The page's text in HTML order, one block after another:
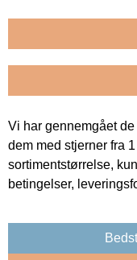
Vi har gennemgået
dem med stjerner fra
sortimentstørrelse,
betingelser,